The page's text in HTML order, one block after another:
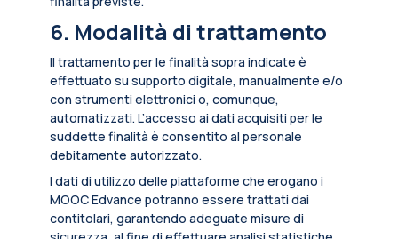
6. Modalità di trattamento
Il trattamento per le finalità sopra indicate è
effettuato su supporto digitale, manualmente e/o
con strumenti elettronici o, comunque,
automatizzati. L’accesso ai dati acquisiti per le
suddette finalità è consentito al personale
debitamente autorizzato.
I dati di utilizzo delle piattaforme che erogano i
MOOC Edvance potranno essere trattati dai
contitolari, garantendo adeguate misure di